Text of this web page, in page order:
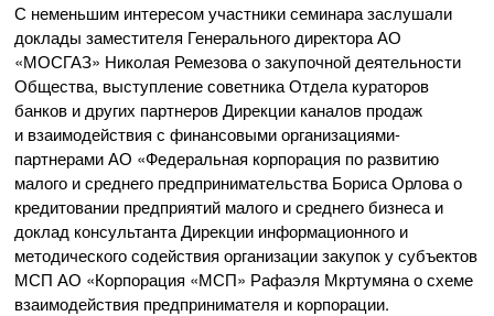
С неменьшим интересом участники семинара заслушали
доклады заместителя Генерального директора АО
«МОСГАЗ» Николая Ремезова о закупочной деятельности
Общества, выступление советника Отдела кураторов
банков и других партнеров Дирекции каналов продаж
и взаимодействия с финансовыми организациями-
партнерами АО «Федеральная корпорация по развитию
малого и среднего предпринимательства Бориса Орлова о
кредитовании предприятий малого и среднего бизнеса и
доклад консультанта Дирекции информационного и
методического содействия организации закупок у субъектов
МСП АО «Корпорация «МСП» Рафаэля Мкртумяна о схеме
взаимодействия предпринимателя и корпорации.